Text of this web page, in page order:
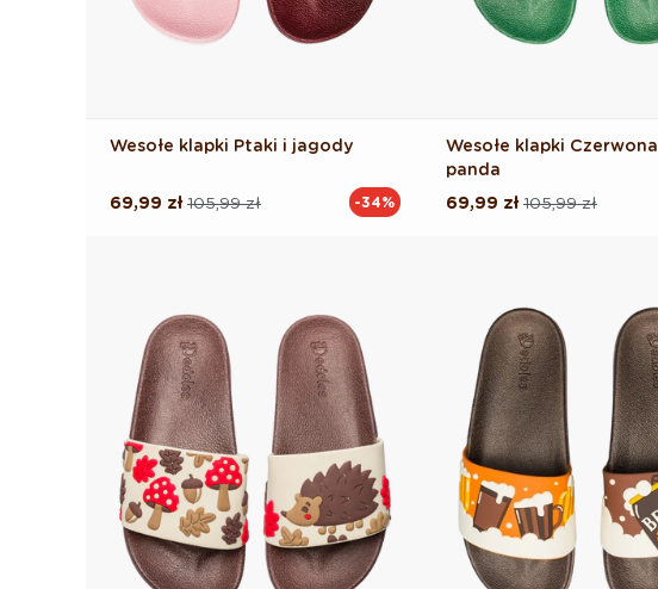
Wesołe klapki Ptaki i jagody
Cena
105,99 zł
Cena
69,99 zł -34%
Wesołe klapki Czerwona
panda
Cena
105,99 zł
Cena
69,99 zł